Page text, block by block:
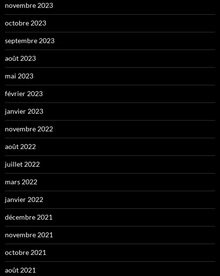
novembre 2023
octobre 2023
septembre 2023
août 2023
mai 2023
février 2023
janvier 2023
novembre 2022
août 2022
juillet 2022
mars 2022
janvier 2022
décembre 2021
novembre 2021
octobre 2021
août 2021